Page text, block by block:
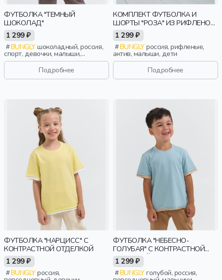
ФУТБОЛКА "ТЕМНЫЙ
ШОКОЛАД"
1 299 ₽
BUNGLYшоколадный, россия,
спорт, девочки, малыши,
дошкольники, дети
Подробнее
КОМПЛЕКТ ФУТБОЛКА И
ШОРТЫ "РОЗА" ИЗ РИФЛЕНОЙ
ТКАНИ 0+
1 299 ₽
BUNGLYроссия, рифленые,
актив, малыши, дети
Подробнее
ФУТБОЛКА "НАРЦИСС" С
КОНТРАСТНОЙ ОТДЕЛКОЙ
1 299 ₽
BUNGLYроссия,
ФУТБОЛКА "НЕБЕСНО-
ГОЛУБАЯ" С КОНТРАСТНОЙ
ОТДЕЛКОЙ
1 299 ₽
BUNGLYголубой, россия,